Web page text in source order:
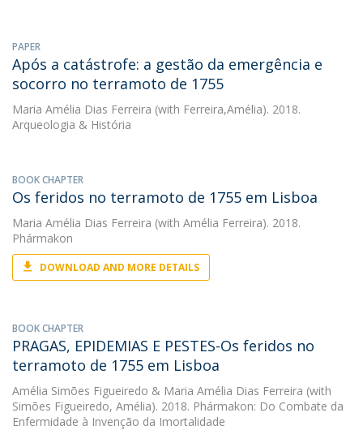
PAPER
Após a catástrofe: a gestão da emergência e
socorro no terramoto de 1755
Maria Amélia Dias Ferreira (with Ferreira,Amélia). 2018.
Arqueologia & História
BOOK CHAPTER
Os feridos no terramoto de 1755 em Lisboa
Maria Amélia Dias Ferreira (with Amélia Ferreira). 2018.
Phármakon
DOWNLOAD AND MORE DETAILS
BOOK CHAPTER
PRAGAS, EPIDEMIAS E PESTES-Os feridos no
terramoto de 1755 em Lisboa
Amélia Simões Figueiredo & Maria Amélia Dias Ferreira (with
Simões Figueiredo, Amélia). 2018. Phármakon: Do Combate da
Enfermidade à Invenção da Imortalidade